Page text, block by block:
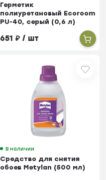
Герметик
полиуретановый Ecoroom
PU-40, серый (0,6 л)
651₽ / шт
В наличии
Средство для снятия
обоев Metylan (500 мл)